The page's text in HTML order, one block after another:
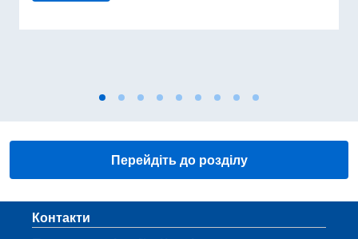
Перейдіть до розділу
Sezione footer
Контакти